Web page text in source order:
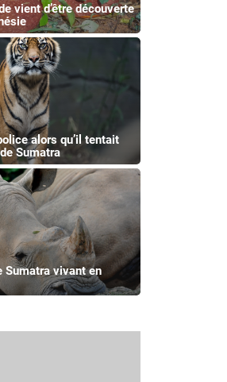
vient d’être découverte
alors qu’il tentait
Sumatra
Sumatra vivant en